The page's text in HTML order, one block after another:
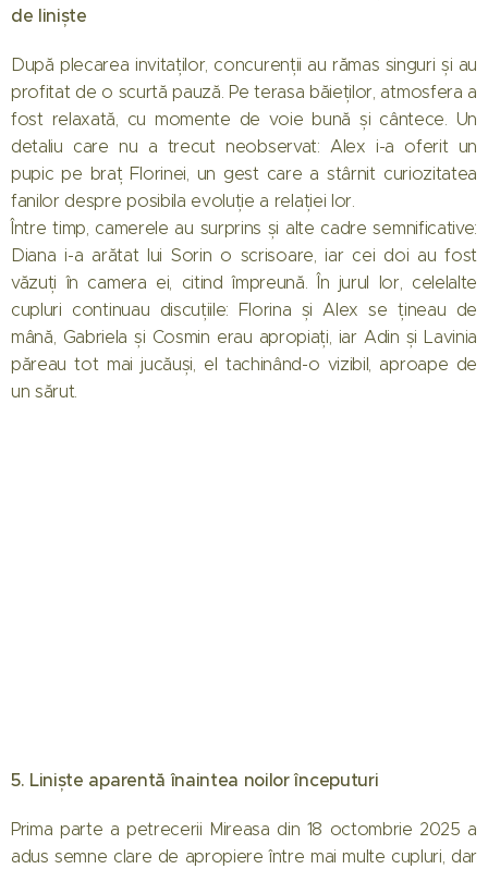
de liniște
După plecarea invitaților, concurenții au rămas singuri și au
profitat de o scurtă pauză. Pe terasa băieților, atmosfera a
fost relaxată, cu momente de voie bună și cântece. Un
detaliu care nu a trecut neobservat: Alex i-a oferit un
pupic pe braț Florinei, un gest care a stârnit curiozitatea
fanilor despre posibila evoluție a relației lor.
Între timp, camerele au surprins și alte cadre semnificative:
Diana i-a arătat lui Sorin o scrisoare, iar cei doi au fost
văzuți în camera ei, citind împreună. În jurul lor, celelalte
cupluri continuau discuțiile: Florina și Alex se țineau de
mână, Gabriela și Cosmin erau apropiați, iar Adin și Lavinia
păreau tot mai jucăuși, el tachinând-o vizibil, aproape de
un sărut.
5. Liniște aparentă înaintea noilor începuturi
Prima parte a petrecerii Mireasa din 18 octombrie 2025 a
adus semne clare de apropiere între mai multe cupluri, dar